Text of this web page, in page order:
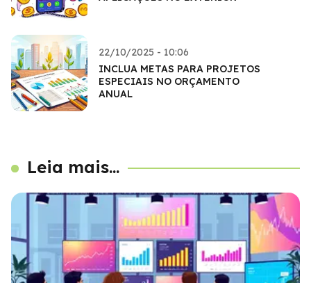
22/10/2025 - 10:06
INCLUA METAS PARA PROJETOS
ESPECIAIS NO ORÇAMENTO
ANUAL
Leia mais...